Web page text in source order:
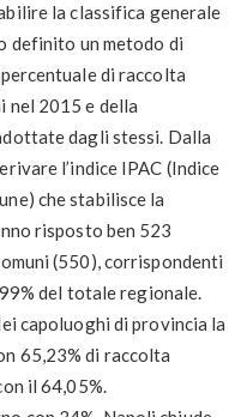
la classifica generale
definito un metodo di
di raccolta
nel 2015 e della
dagli stessi. Dalla
l’indice IPAC (Indice
che stabilisce la
risposto ben 523
(550), corrispondenti
del totale regionale.
capoluoghi di provincia la
65,23% di raccolta
il 64,05%.